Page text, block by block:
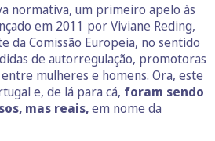
normativa, um primeiro apelo às
em 2011 por Viviane Reding,
da Comissão Europeia, no sentido
de autorregulação, promotoras
mulheres e homens. Ora, este
e, de lá para cá, foram sendo
mas reais,em nome da